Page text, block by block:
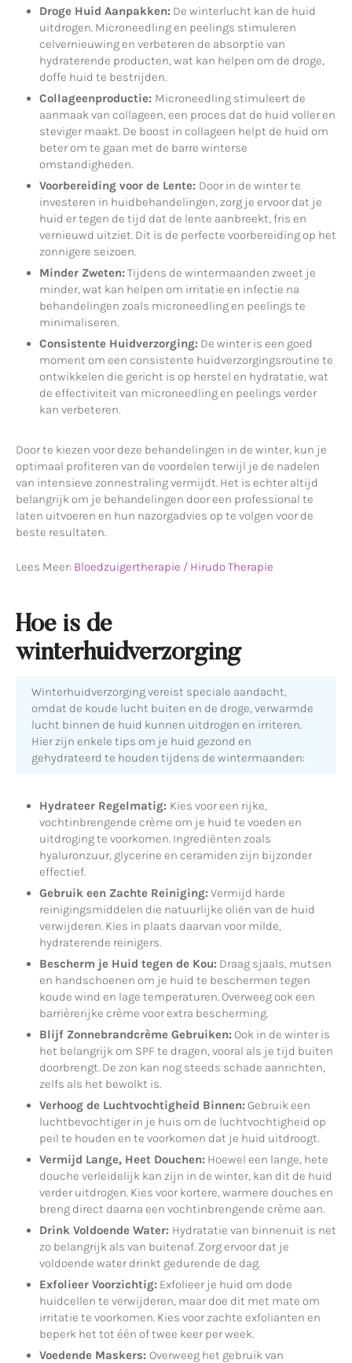
Droge Huid Aanpakken: De winterlucht kan de huid
uitdrogen. Microneedling en peelings stimuleren
celvernieuwing en verbeteren de absorptie van
hydraterende producten, wat kan helpen om de droge,
doffe huid te bestrijden.
Collageenproductie: Microneedling stimuleert de
aanmaak van collageen, een proces dat de huid voller en
steviger maakt. De boost in collageen helpt de huid om
beter om te gaan met de barre winterse
omstandigheden.
Voorbereiding voor de Lente: Door in de winter te
investeren in huidbehandelingen, zorg je ervoor dat je
huid er tegen de tijd dat de lente aanbreekt, fris en
vernieuwd uitziet. Dit is de perfecte voorbereiding op het
zonnigere seizoen.
Minder Zweten: Tijdens de wintermaanden zweet je
minder, wat kan helpen om irritatie en infectie na
behandelingen zoals microneedling en peelings te
minimaliseren.
Consistente Huidverzorging: De winter is een goed
moment om een ​​consistente huidverzorgingsroutine te
ontwikkelen die gericht is op herstel en hydratatie, wat
de effectiviteit van microneedling en peelings verder
kan verbeteren.
Door te kiezen voor deze behandelingen in de winter, kun je
optimaal profiteren van de voordelen terwijl je de nadelen
van intensieve zonnestraling vermijdt. Het is echter altijd
belangrijk om je behandelingen door een professional te
laten uitvoeren en hun nazorgadvies op te volgen voor de
beste resultaten.
Lees Meer: Bloedzuigertherapie / Hirudo Therapie
Hoe is de
winterhuidverzorging
Winterhuidverzorging vereist speciale aandacht,
omdat de koude lucht buiten en de droge, verwarmde
lucht binnen de huid kunnen uitdrogen en irriteren.
Hier zijn enkele tips om je huid gezond en
gehydrateerd te houden tijdens de wintermaanden:
Hydrateer Regelmatig: Kies voor een rijke,
vochtinbrengende crème om je huid te voeden en
uitdroging te voorkomen. Ingrediënten zoals
hyaluronzuur, glycerine en ceramiden zijn bijzonder
effectief.
Gebruik een Zachte Reiniging: Vermijd harde
reinigingsmiddelen die natuurlijke oliën van de huid
verwijderen. Kies in plaats daarvan voor milde,
hydraterende reinigers.
Bescherm je Huid tegen de Kou: Draag sjaals, mutsen
en handschoenen om je huid te beschermen tegen
koude wind en lage temperaturen. Overweeg ook een
barrièrerijke crème voor extra bescherming.
Blijf Zonnebrandcrème Gebruiken: Ook in de winter is
het belangrijk om SPF te dragen, vooral als je tijd buiten
doorbrengt. De zon kan nog steeds schade aanrichten,
zelfs als het bewolkt is.
Verhoog de Luchtvochtigheid Binnen: Gebruik een
luchtbevochtiger in je huis om de luchtvochtigheid op
peil te houden en te voorkomen dat je huid uitdroogt.
Vermijd Lange, Heet Douchen: Hoewel een lange, hete
douche verleidelijk kan zijn in de winter, kan dit de huid
verder uitdrogen. Kies voor kortere, warmere douches en
breng direct daarna een vochtinbrengende crème aan.
Drink Voldoende Water: Hydratatie van binnenuit is net
zo belangrijk als van buitenaf. Zorg ervoor dat je
voldoende water drinkt gedurende de dag.
Exfolieer Voorzichtig: Exfolieer je huid om dode
huidcellen te verwijderen, maar doe dit met mate om
irritatie te voorkomen. Kies voor zachte exfolianten en
beperk het tot één of twee keer per week.
Voedende Maskers: Overweeg het gebruik van